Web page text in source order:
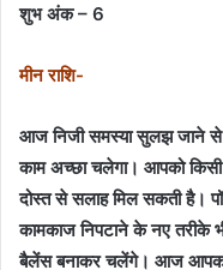
शुभ अंक – 6
मीन राशि-
आज निजी समस्या सुलझ जाने से
काम अच्छा चलेगा। आपको
दोस्त से सलाह मिल सकती है।
कामकाज निपटाने के नए तरीके
बैलेंस बनाकर चलेंगे। आज आपका